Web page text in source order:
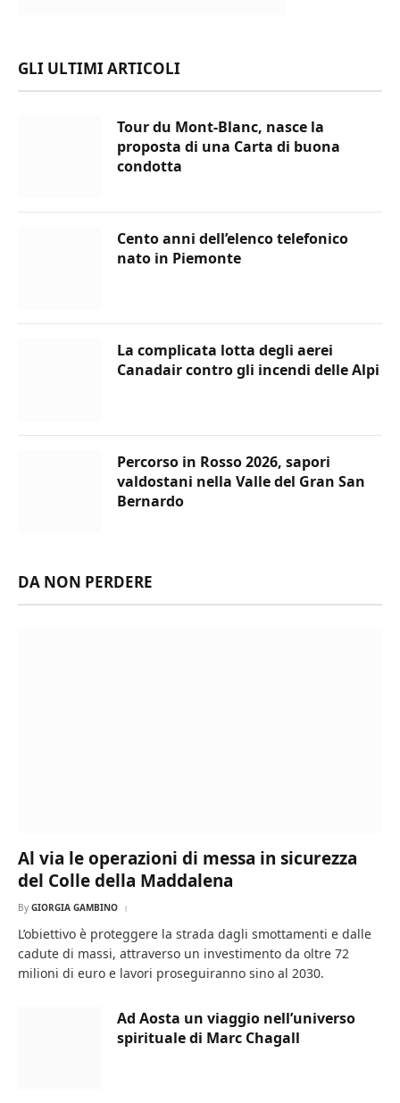
GLI ULTIMI ARTICOLI
Tour du Mont-Blanc, nasce la
proposta di una Carta di buona
condotta
Cento anni dell’elenco telefonico
nato in Piemonte
La complicata lotta degli aerei
Canadair contro gli incendi delle Alpi
Percorso in Rosso 2026, sapori
valdostani nella Valle del Gran San
Bernardo
DA NON PERDERE
Al via le operazioni di messa in sicurezza
del Colle della Maddalena
By GIORGIA GAMBINO
L’obiettivo è proteggere la strada dagli smottamenti e dalle
cadute di massi, attraverso un investimento da oltre 72
milioni di euro e lavori proseguiranno sino al 2030.
Ad Aosta un viaggio nell’universo
spirituale di Marc Chagall